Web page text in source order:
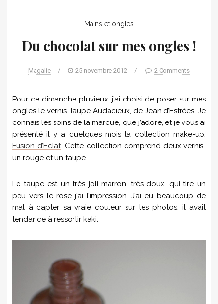
Mains et ongles
Du chocolat sur mes ongles !
Magalie / 25 novembre 2012 / 2 Comments
Pour ce dimanche pluvieux, j’ai choisi de poser sur mes
ongles le vernis Taupe Audacieux, de Jean d’Estrées. Je
connais les soins de la marque, que j’adore, et je vous ai
présenté il y a quelques mois la collection make-up,
Fusion d’Éclat. Cette collection comprend deux vernis,
un rouge et un taupe.
Le taupe est un très joli marron, très doux, qui tire un
peu vers le rose j’ai l’impression. J’ai eu beaucoup de
mal à capter sa vraie couleur sur les photos, il avait
tendance à ressortir kaki.